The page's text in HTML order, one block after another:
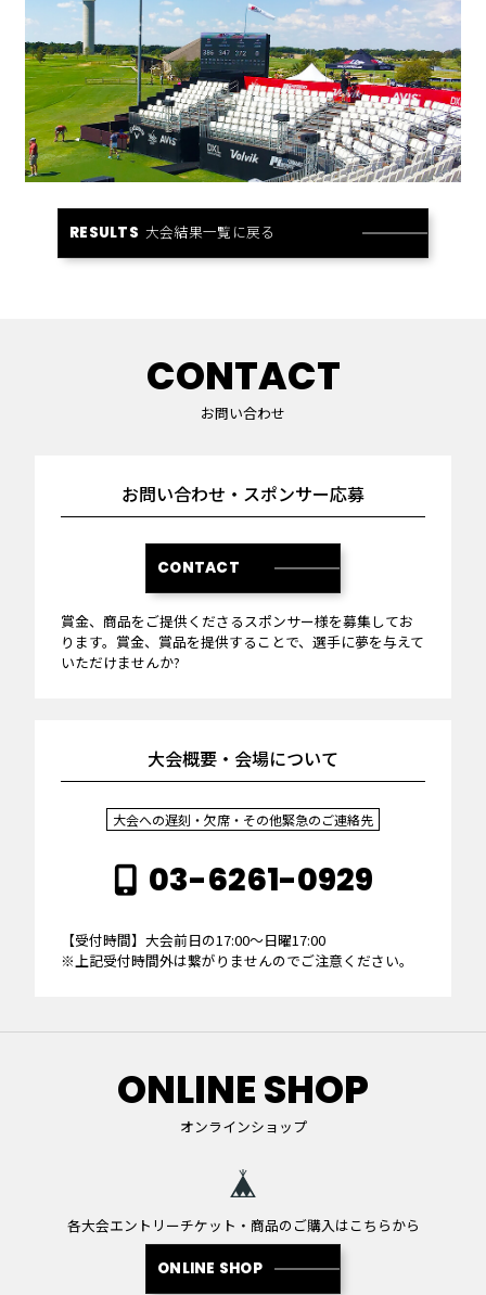
RESULTS 大会結果一覧に戻る
CONTACT
お問い合わせ
お問い合わせ・スポンサー応募
CONTACT
賞金、商品をご提供くださるスポンサー様を募集してお
ります。賞金、賞品を提供することで、選手に夢を与えて
いただけませんか?
大会概要・会場について
大会への遅刻・欠席・その他緊急のご連絡先
03-6261-0929
【受付時間】大会前日の17:00～日曜17:00
※上記受付時間外は繋がりませんのでご注意ください。
ONLINE SHOP
オンラインショップ
各大会エントリーチケット・商品のご購入はこちらから
ONLINE SHOP